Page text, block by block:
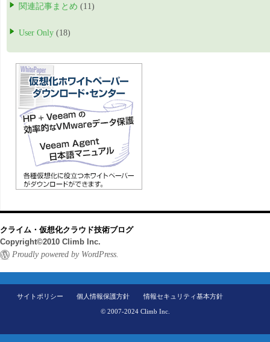
関連記事まとめ (11)
User Only (18)
クライム・仮想化クラウド技術ブログ
Copyright©2010 Climb Inc.
Proudly powered by WordPress.
サイトポリシー 個人情報保護方針 情報セキュリティ基本方針
© 2007-2024 Climb Inc.